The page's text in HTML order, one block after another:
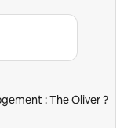
: The Oliver ?